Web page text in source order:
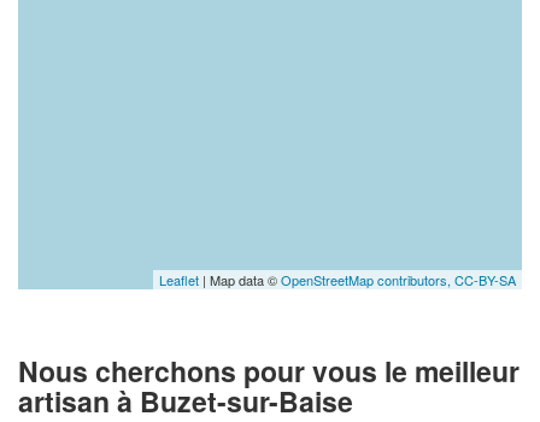
Leaflet | Map data ©OpenStreetMap contributors, CC-BY-SA
Nous cherchons pour vous le meilleur
artisan à Buzet-sur-Baise